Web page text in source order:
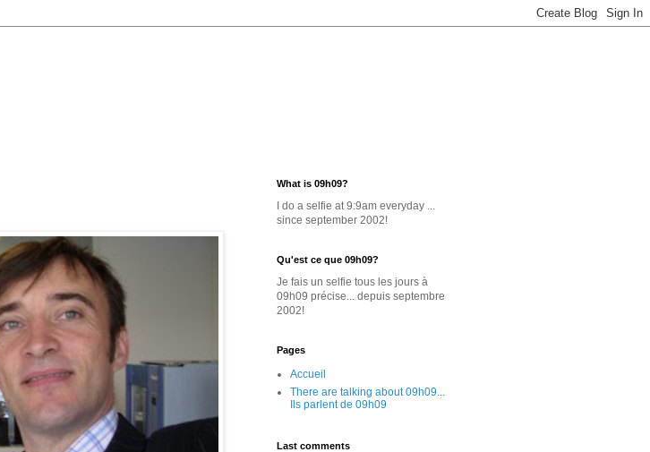
What is 09h09?
I do a selfie at 9:9am everyday ...
since september 2002!
Qu'est ce que 09h09?
Je fais un selfie tous les jours à
09h09 précise... depuis septembre
2002!
Pages
Accueil
There are talking about 09h09...
Ils parlent de 09h09
Last comments